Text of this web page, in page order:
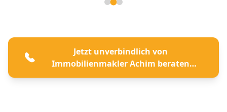
Jetzt unverbindlich von
Immobilienmakler Achim beraten
lassen